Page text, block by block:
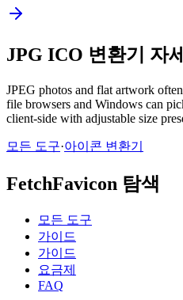
JPG ICO 변환기 자
JPEG photos and flat artwork
file browsers and Windows can
client-side with adjustable size
모든 도구·아이콘 변환기
FetchFavicon 탐색
모든 도구
가이드
가이드
요금제
FAQ